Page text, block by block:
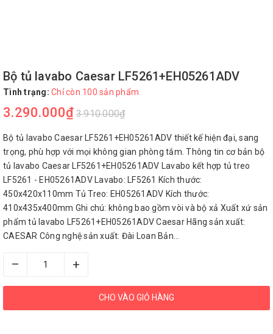
Bộ tủ lavabo Caesar LF5261+EH05261ADV
Tình trạng: Chỉ còn 100 sản phẩm
3.290.000₫ 3.910.000₫
Bộ tủ lavabo Caesar LF5261+EH05261ADV thiết kế hiện đại, sang
trọng, phù hợp với mọi không gian phòng tắm. Thông tin cơ bản bộ
tủ lavabo Caesar LF5261+EH05261ADV Lavabo kết hợp tủ treo
LF5261 - EH05261ADV Lavabo: LF5261 Kích thước:
450x420x110mm Tủ Treo: EH05261ADV Kích thước:
410x435x400mm Ghi chú: không bao gồm vòi và bộ xả Xuất xứ sản
phẩm tủ lavabo LF5261+EH05261ADV Caesar Hãng sản xuất:
CAESAR Công nghệ sản xuất: Đài Loan Bản...
– +
CHO VÀO GIỎ HÀNG